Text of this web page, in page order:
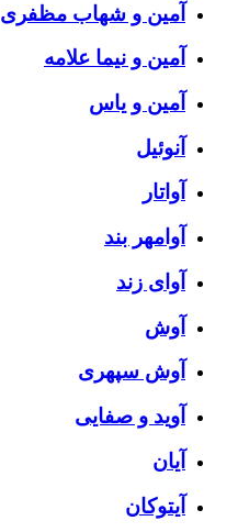
آمین و شهاب مظفری
آمین و نیما علامه
آمین و یاس
آنوئیل
آواتار
آوامهر بند
آوای زند
آوش
آوش سپهری
آوید و صفایی
آیان
آیتوکان